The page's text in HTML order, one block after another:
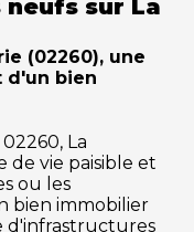
sur La
(02260), une
d'un bien
La
de vie paisible et
ou les
bien immobilier
d'infrastructures